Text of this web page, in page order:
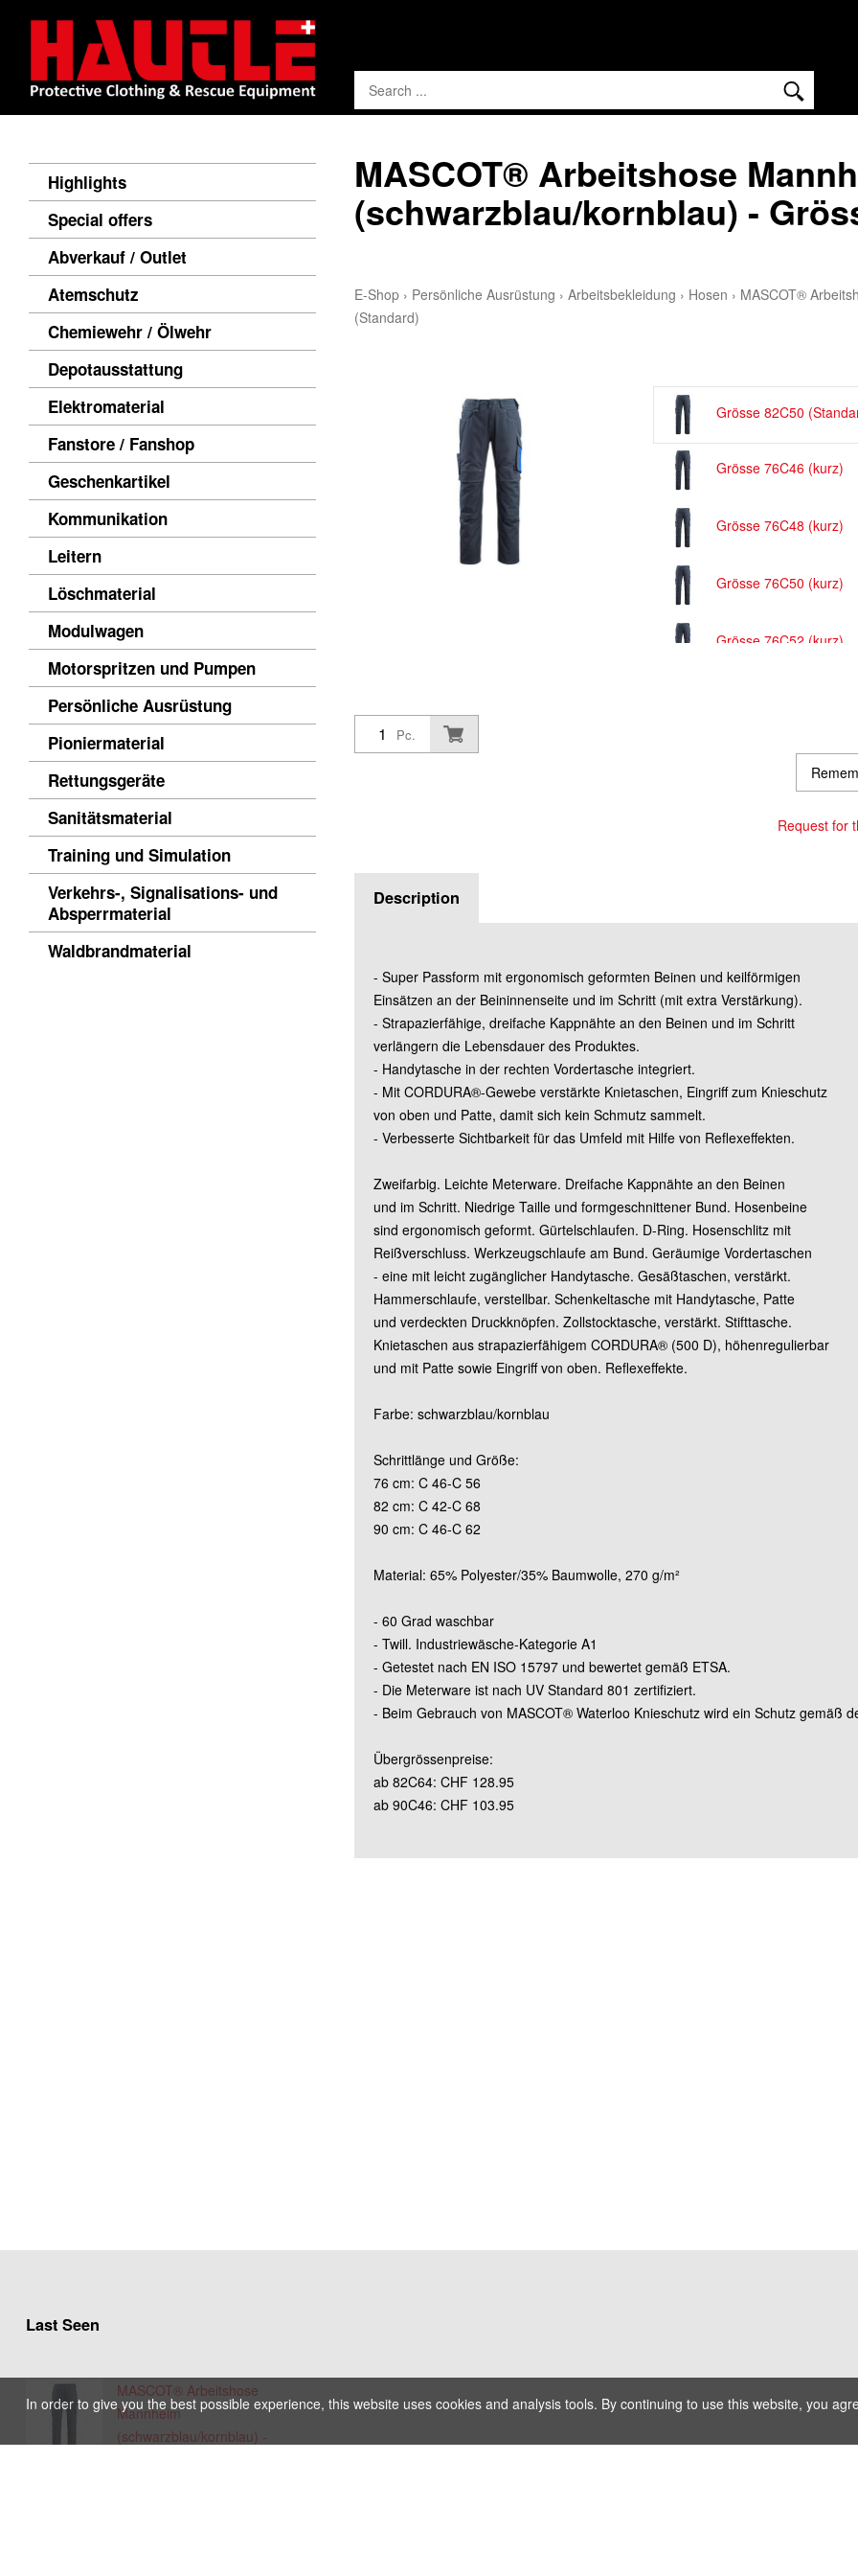
Highlights
Special offers
Abverkauf / Outlet
Atemschutz
Chemiewehr / Ölwehr
Depotausstattung
Elektromaterial
Fanstore / Fanshop
Geschenkartikel
Kommunikation
Leitern
Löschmaterial
Modulwagen
Motorspritzen und Pumpen
Persönliche Ausrüstung
Pioniermaterial
Rettungsgeräte
Sanitätsmaterial
Training und Simulation
Verkehrs-, Signalisations- und
Absperrmaterial
Waldbrandmaterial
MASCOT® Arbeitshose
(schwarzblau/kornblau) -
E-Shop › Persönliche Ausrüstung › Arbeitsbekleidung › Hosen › MASCOT®
(Standard)
Grösse 76C46 (kurz)
Grösse 76C48 (kurz)
Grösse 76C50 (kurz)
Grösse 76C52 (kurz)
Grösse 76C56 (kurz)
Grösse 82C48
Grösse 82C50
Grösse 82C52
Grösse 82C56
Grösse 82C60
Grösse 82C62
Grösse 82C64
Grösse 90C52 (lang)
Pc.
Request for
Description
- Super Passform mit ergonomisch geformten Beinen und keilförmigen
Einsätzen an der Beininnenseite und im Schritt (mit extra Verstärkung).
- Strapazierfähige, dreifache Kappnähte an den Beinen und im Schritt
verlängern die Lebensdauer des Produktes.
- Handytasche in der rechten Vordertasche integriert.
- Mit CORDURA®-Gewebe verstärkte Knietaschen, Eingriff zum Knieschutz
von oben und Patte, damit sich kein Schmutz sammelt.
- Verbesserte Sichtbarkeit für das Umfeld mit Hilfe von Reflexeffekten.
Zweifarbig. Leichte Meterware. Dreifache Kappnähte an den Beinen
und im Schritt. Niedrige Taille und formgeschnittener Bund. Hosenbeine
sind ergonomisch geformt. Gürtelschlaufen. D-Ring. Hosenschlitz mit
Reißverschluss. Werkzeugschlaufe am Bund. Geräumige Vordertaschen
- eine mit leicht zugänglicher Handytasche. Gesäßtaschen, verstärkt.
Hammerschlaufe, verstellbar. Schenkeltasche mit Handytasche, Patte
und verdeckten Druckknöpfen. Zollstocktasche, verstärkt. Stifttasche.
Knietaschen aus strapazierfähigem CORDURA® (500 D), höhenregulierbar
und mit Patte sowie Eingriff von oben. Reflexeffekte.
Farbe: schwarzblau/kornblau
Schrittlänge und Größe:
76 cm: C 46-C 56
82 cm: C 42-C 68
90 cm: C 46-C 62
Material: 65% Polyester/35% Baumwolle, 270 g/m²
- 60 Grad waschbar
- Twill. Industriewäsche-Kategorie A1
- Getestet nach EN ISO 15797 und bewertet gemäß ETSA.
- Die Meterware ist nach UV Standard 801 zertifiziert.
- Beim Gebrauch von MASCOT® Waterloo Knieschutz wird ein Schutz gemäß
Übergrössenpreise:
ab 82C64: CHF 128.95
ab 90C46: CHF 103.95
Last Seen
MASCOT® Arbeitshose
Mannheim
(schwarzblau/kornblau) -
In order to give you the best possible experience, this website uses cookies and analysis tools. By continuing to use this website, you